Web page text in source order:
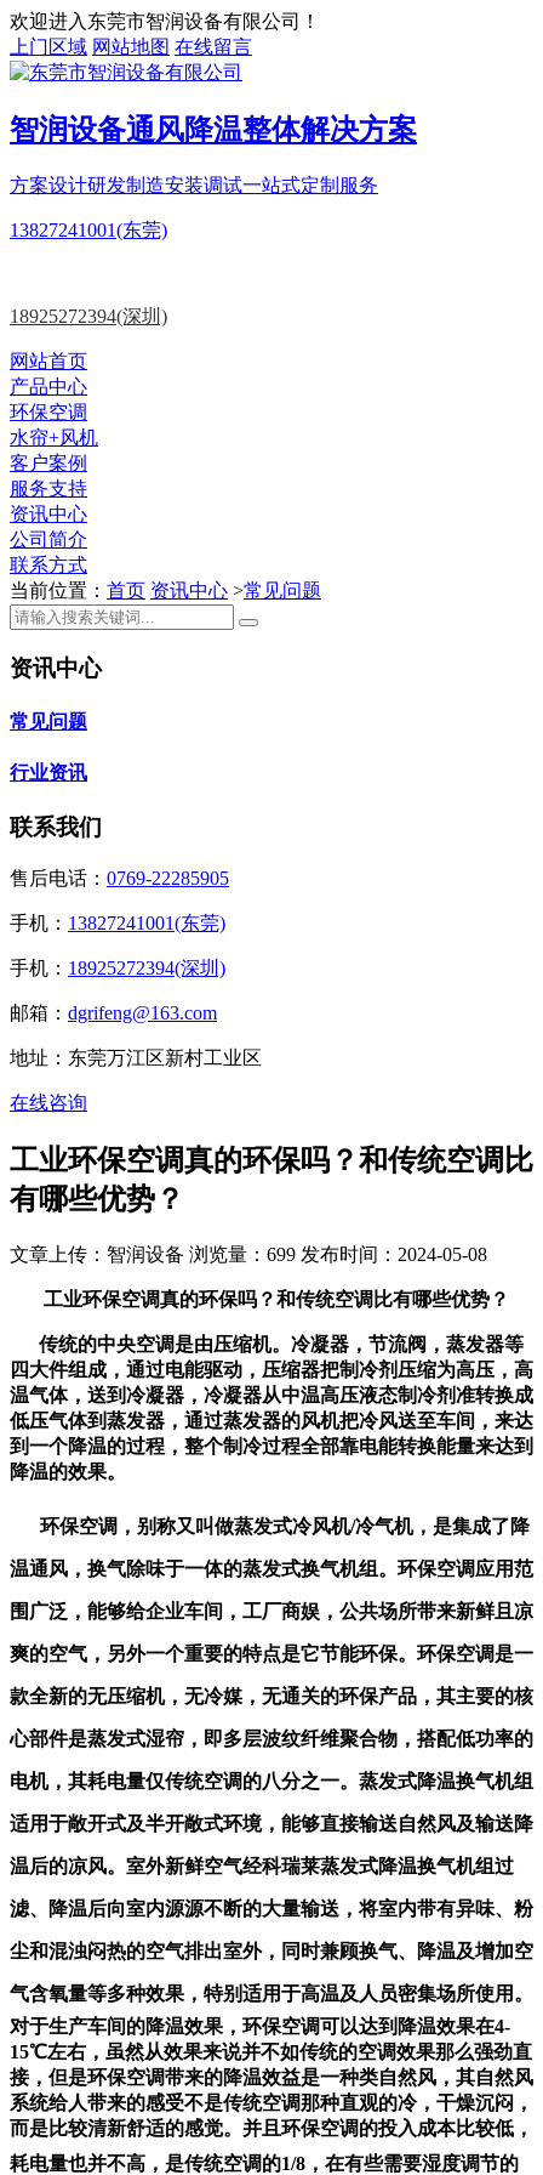
欢迎进入东莞市智润设备有限公司！
上门区域 网站地图 在线留言
智润设备通风降温整体解决方案
方案设计研发制造安装调试一站式定制服务
13827241001(东莞)
18925272394(深圳)
网站首页
产品中心
环保空调
水帘+风机
客户案例
服务支持
资讯中心
公司简介
联系方式
当前位置： 首页 资讯中心 >常见问题
资讯中心
常见问题
行业资讯
联系我们
售后电话： 0769-22285905
手机： 13827241001(东莞)
手机： 18925272394(深圳)
邮箱： dgrifeng@163.com
地址：东莞万江区新村工业区
在线咨询
工业环保空调真的环保吗？和传统空调比
有哪些优势？
文章上传：智润设备 浏览量：699 发布时间：2024-05-08
工业环保空调真的环保吗？和传统空调比有哪些优势？
传统的中央空调是由压缩机。冷凝器，节流阀，蒸发器等
四大件组成，通过电能驱动，压缩器把制冷剂压缩为高压，高
温气体，送到冷凝器，冷凝器从中温高压液态制冷剂准转换成
低压气体到蒸发器，通过蒸发器的风机把冷风送至车间，来达
到一个降温的过程，整个制冷过程全部靠电能转换能量来达到
降温的效果。
环保空调，别称又叫做蒸发式冷风机/冷气机，是集成了降
温通风，换气除味于一体的蒸发式换气机组。环保空调应用范
围广泛，能够给企业车间，工厂商娱，公共场所带来新鲜且凉
爽的空气，另外一个重要的特点是它节能环保。环保空调是一
款全新的无压缩机，无冷媒，无通关的环保产品，其主要的核
心部件是蒸发式湿帘，即多层波纹纤维聚合物，搭配低功率的
电机，其耗电量仅传统空调的八分之一。蒸发式降温换气机组
适用于敞开式及半开敞式环境，能够直接输送自然风及输送降
温后的凉风。室外新鲜空气经科瑞莱蒸发式降温换气机组过
滤、降温后向室内源源不断的大量输送，将室内带有异味、粉
尘和混浊闷热的空气排出室外，同时兼顾换气、降温及增加空
气含氧量等多种效果，特别适用于高温及人员密集场所使用。
对于生产车间的降温效果，环保空调可以达到降温效果在4-
15℃左右，虽然从效果来说并不如传统的空调效果那么强劲直
接，但是环保空调带来的降温效益是一种类自然风，其自然风
系统给人带来的感受不是传统空调那种直观的冷，干燥沉闷，
而是比较清新舒适的感觉。并且环保空调的投入成本比较低，
耗电量也并不高，是传统空调的1/8，在有些需要湿度调节的